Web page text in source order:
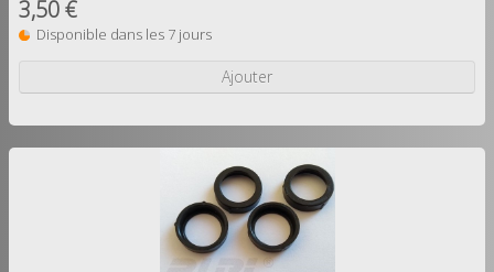
3,50 €
Disponible dans les 7 jours
Ajouter